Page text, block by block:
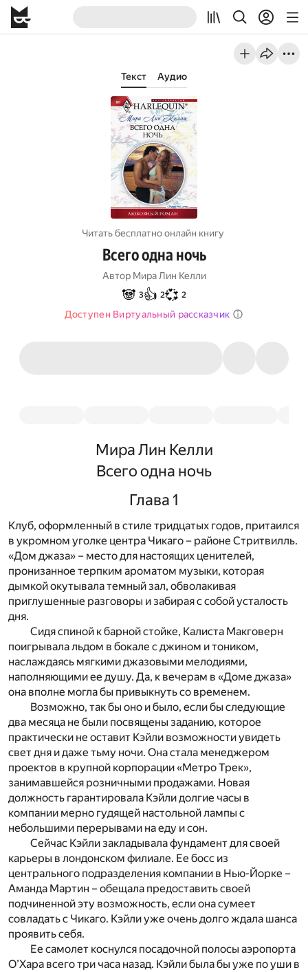
Текст Аудио
Читать бесплатно онлайн книгу
Всего одна ночь
Автор Мира Лин Келли
🐼 3👍 2💞 2
Доступен Виртуальный рассказчик
Мира Лин Келли
Всего одна ночь
Глава 1
Клуб, оформленный в стиле тридцатых годов, притаился
в укромном уголке центра Чикаго – районе Стритвилль.
«Дом джаза» – место для настоящих ценителей,
пронизанное терпким ароматом музыки, которая
дымкой окутывала темный зал, обволакивая
приглушенные разговоры и забирая с собой усталость
дня.
Сидя спиной к барной стойке, Калиста Макговерн
поигрывала льдом в бокале с джином и тоником,
наслаждаясь мягкими джазовыми мелодиями,
наполняющими ее душу. Да, к вечерам в «Доме джаза»
она вполне могла бы привыкнуть со временем.
Возможно, так бы оно и было, если бы следующие
два месяца не были посвящены заданию, которое
практически не оставит Кэйли возможности увидеть
свет дня и даже тьму ночи. Она стала менеджером
проектов в крупной корпорации «Метро Трек»,
занимавшейся розничными продажами. Новая
должность гарантировала Кэйли долгие часы в
компании мерно гудящей настольной лампы с
небольшими перерывами на еду и сон.
Сейчас Кэйли закладывала фундамент для своей
карьеры в лондонском филиале. Ее босс из
центрального подразделения компании в Нью-Йорке –
Аманда Мартин – обещала предоставить своей
подчиненной эту возможность, если она сумеет
совладать с Чикаго. Кэйли уже очень долго ждала шанса
проявить себя.
Ее самолет коснулся посадочной полосы аэропорта
О’Хара всего три часа назад. Кэйли была бы уже по уши в